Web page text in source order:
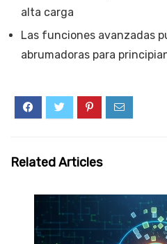
alta carga
Las funciones avanzadas
abrumadoras para
Related Articles